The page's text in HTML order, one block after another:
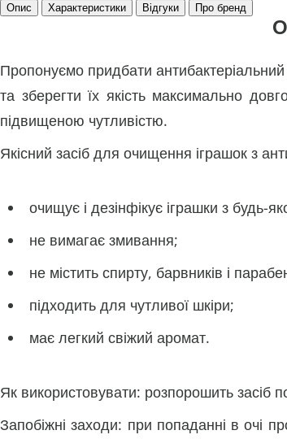
Опис Характеристики Відгуки Про бренд
Пропонуємо придбати
та зберегти їх якість максимально
підвищеною чутливістю.
Якісний засіб для очищення іграшок з
очищує і дезінфікує іграшки з будь-
не вимагає змивання;
не містить спирту, барвників і
підходить для чутливої ​​шкіри;
має легкий свіжий аромат.
Як використовувати: розпорошить засіб
Запобіжні заходи: при попаданні в очі